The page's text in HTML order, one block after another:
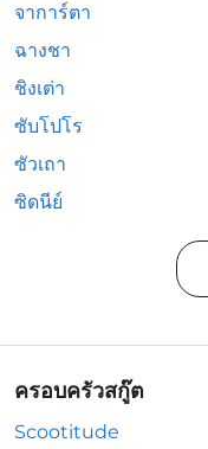
จาการ์ตา
ฉางชา
ชิงเต่า
ซับโปโร
ซัวเถา
ซิดนีย์
ครอบครัวสกู๊ต
Scootitude